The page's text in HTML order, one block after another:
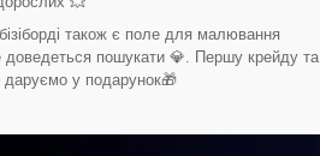
також є поле для малювання
доведеться пошукати 💎. Першу крейду та
даруємо у подарунок🎁